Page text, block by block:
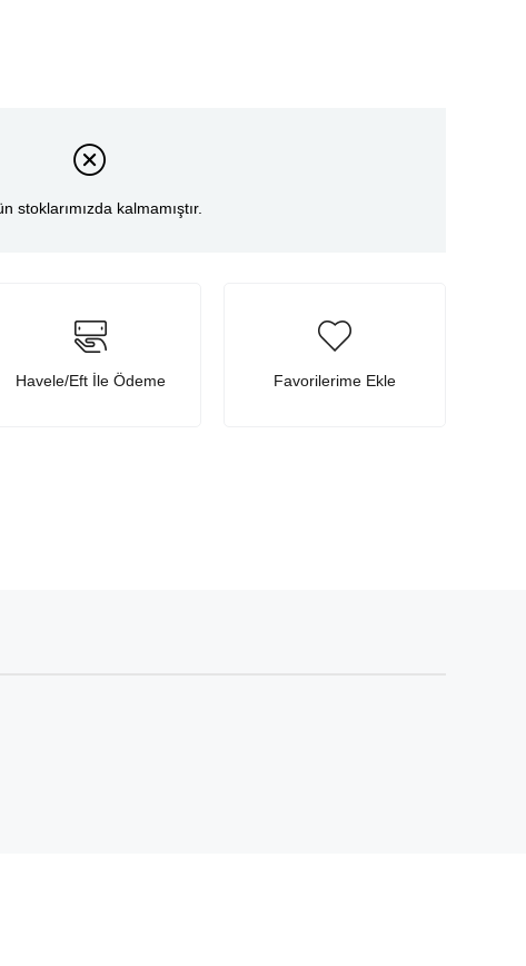
stoklarımızda kalmamıştır.
Havele/Eft İle Ödeme Favorilerime Ekle